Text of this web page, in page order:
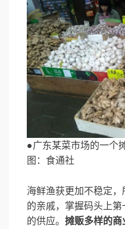
●广东某菜市场的一个
图：食通社
海鲜渔获更加不稳定
的亲戚，掌握码头上
的供应。 摊贩多样的